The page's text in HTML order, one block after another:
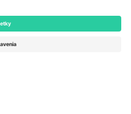
Engelberg, Switzerland